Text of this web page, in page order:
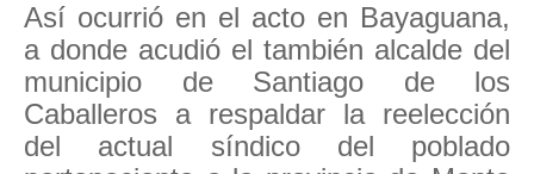
Así ocurrió en el acto en Bayaguana,
a donde acudió el también alcalde del
municipio de Santiago de los
Caballeros a respaldar la reelección
del actual síndico del poblado